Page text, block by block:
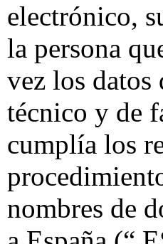
electrónico,
la persona
vez los
técnico y de
cumplía los
nombres de